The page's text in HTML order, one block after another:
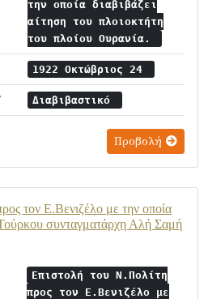
την οποία διαβιβάζει
αίτηση του πλοιοκτήτη
του πλοίου Ουρανία.
1922 Οκτώβριος 24
Διαβιβαστικό
Προβολή
τον Ε.Βενιζέλο με την οποία
Τούρκου συνταγματάρχη Αλή Σαμή
Επιστολή του Ν.Πολίτη
προς τον Ε.Βενιζέλο με